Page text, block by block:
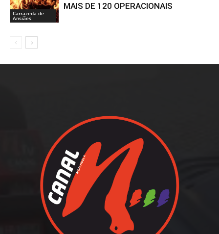
Carrazeda de
Ansiães
MAIS DE 120 OPERACIONAIS